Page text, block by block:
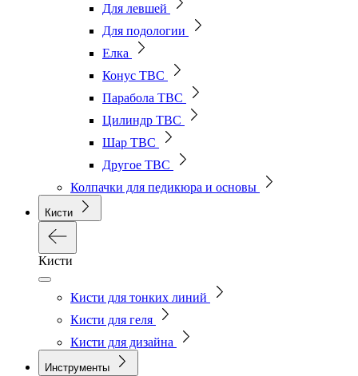
Для левшей
Для подологии
Елка
Конус ТВС
Парабола ТВС
Цилиндр ТВС
Шар ТВС
Другое ТВС
Колпачки для педикюра и основы
Кисти
Кисти
Кисти для тонких линий
Кисти для геля
Кисти для дизайна
Инструменты